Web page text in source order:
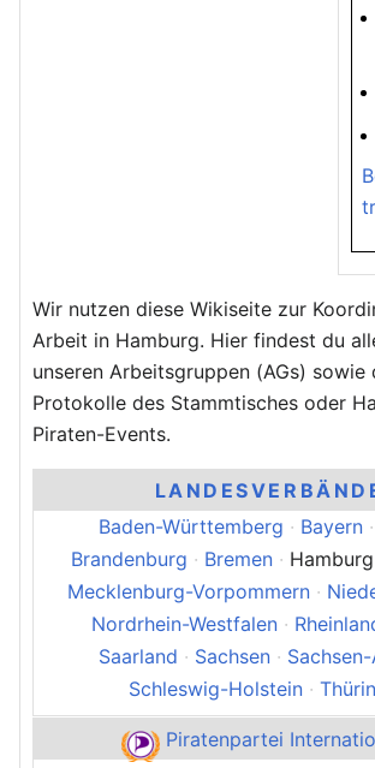
Wir nutzen diese Wikiseite zur
Arbeit in Hamburg. Hier findest du
unseren Arbeitsgruppen (AGs) sowie
Protokolle des Stammtisches oder
Piraten-Events.
Baden-Württemberg · Bayern·
Brandenburg · Bremen · Hamburg
Mecklenburg-Vorpommern ·
Nordrhein-Westfalen ·
Saarland · Sachsen ·
Schleswig-Holstein ·
Piratenpartei